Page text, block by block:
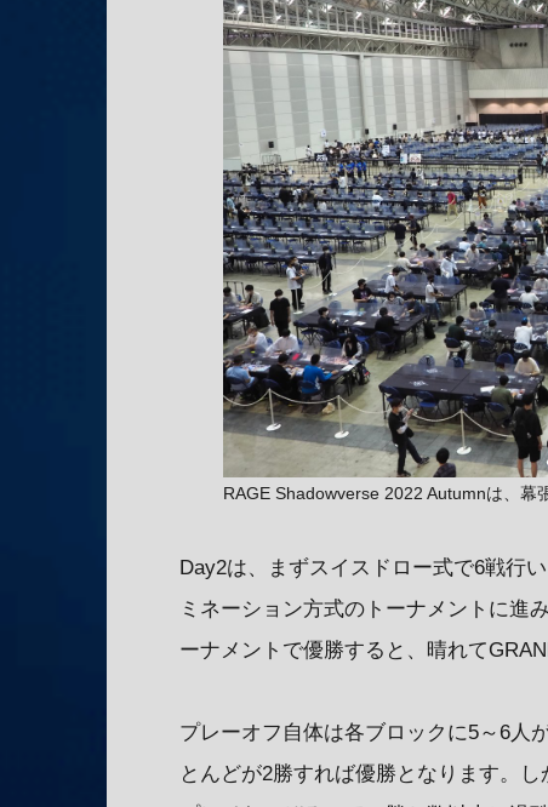
RAGE Shadowverse 2022 Autumnは、幕
Day2は、まずスイスドロー式で6戦行
ミネーション方式のトーナメントに進
ーナメントで優勝すると、晴れて
プレーオフ自体は各ブロックに5～6人
とんどが2勝すれば優勝となります。